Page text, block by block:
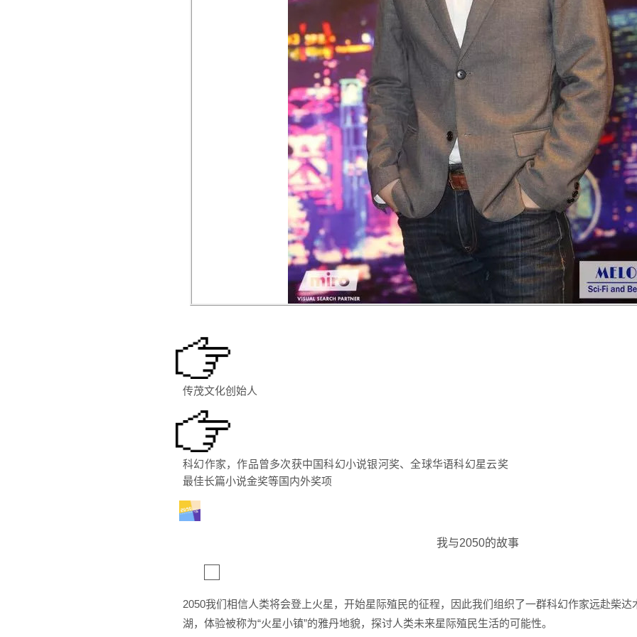
传茂文化创始人
科幻作家，作品曾多次获中国科幻小说银河奖、全球华语科幻星云奖
最佳长篇小说金奖等国内外奖项
我与2050的故事
2050我们相信人类将会登上火星 ，开始星际殖民的征程，因此我们组织了一群科幻作家远赴柴达
湖 ，体验被称为“火星小镇”的雅丹地貌，探讨人类未来星际殖民生活的可能性。